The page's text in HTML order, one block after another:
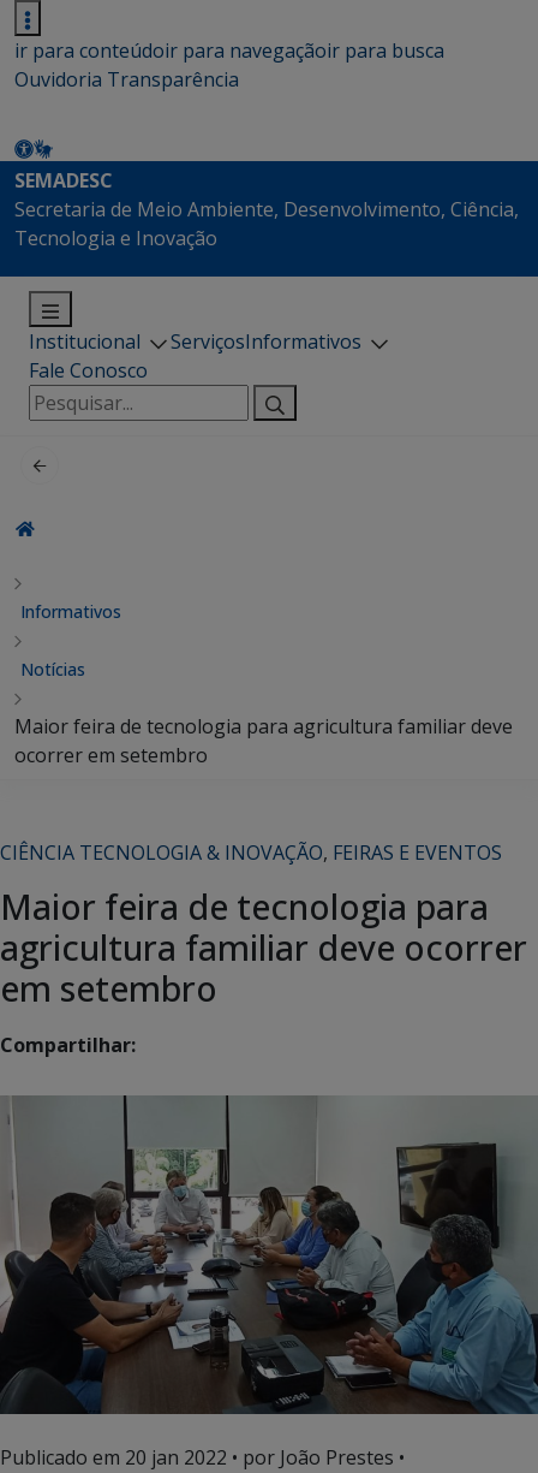
ir para conteúdoir para navegaçãoir para busca
Ouvidoria Transparência
SEMADESC
Secretaria de Meio Ambiente, Desenvolvimento, Ciência,
Tecnologia e Inovação
Institucional ServiçosInformativos
Fale Conosco
Pesquisar
por:
Informativos
Notícias
Maior feira de tecnologia para agricultura familiar deve
ocorrer em setembro
CIÊNCIA TECNOLOGIA & INOVAÇÃO, FEIRAS E EVENTOS
Maior feira de tecnologia para
agricultura familiar deve ocorrer
em setembro
Compartilhar:
Publicado em 20 jan 2022 • por João Prestes •